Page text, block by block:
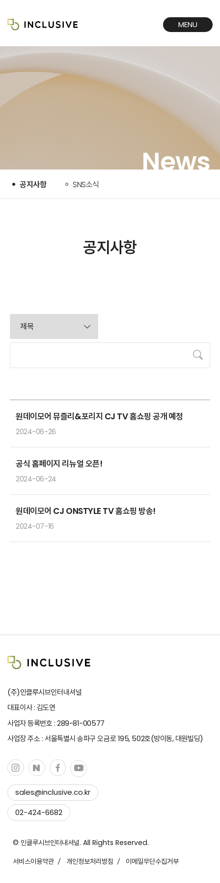
MENU
News
공지사항 SNS소식
공지사항
검색
원데이모어 뮤즐리&포리지 CJ TV 홈쇼핑 공개 예정
2024-06-26
공식 홈페이지 리뉴얼 오픈!
2024-06-24
원데이모어 CJ ONSTYLE TV 홈쇼핑 방송!
2024-07-16
(주)인클루시브인터내셔널
대표이사 : 김도연
사업자 등록번호 : 289-81-00577
사업장 주소 : 서울특별시 송파구 오금로 195, 502호(방이동, 대원빌딩)
sales@inclusive.co.kr
이메일 복사하기
복사 완료!
02-424-6682
© 인클루시브인터내셔널. All Rights Reserved.
서비스이용약관
개인정보처리방침 이메일무단수집거부